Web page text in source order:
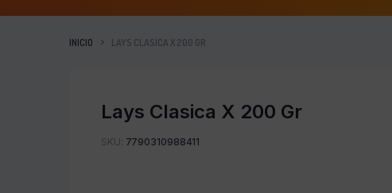
INICIO LAYS CLASICA X 200 GR
Lays Clasica X 200 Gr
SKU: 7790310988411